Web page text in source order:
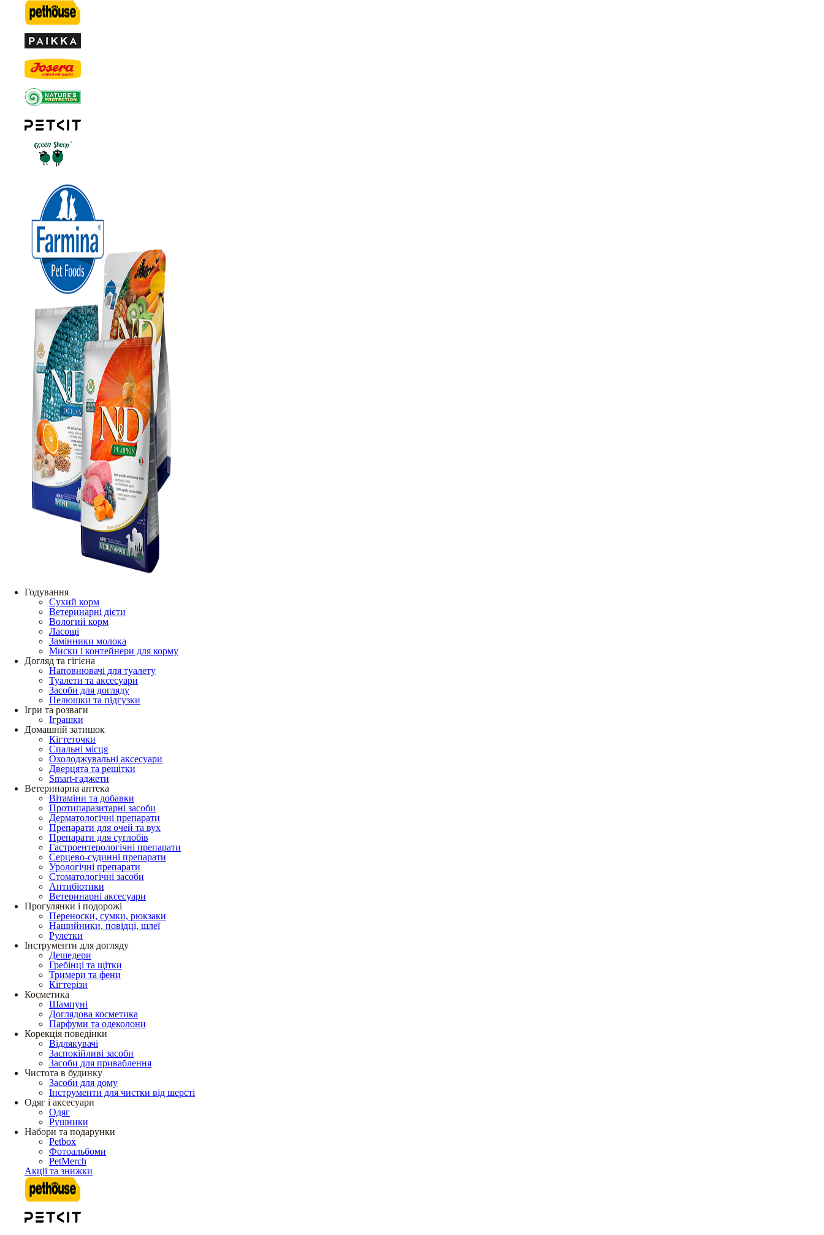
Годування
Сухий корм
Ветеринарні дієти
Вологий корм
Ласощі
Замінники молока
Миски і контейнери для корму
Догляд та гігієна
Наповнювачі для туалету
Туалети та аксесуари
Засоби для догляду
Пелюшки та підгузки
Ігри та розваги
Іграшки
Домашній затишок
Кігтеточки
Спальні місця
Охолоджувальні аксесуари
Дверцята та решітки
Smart-гаджети
Ветеринарна аптека
Вітаміни та добавки
Протипаразитарні засоби
Дерматологічні препарати
Препарати для очей та вух
Препарати для суглобів
Гастроентерологічні препарати
Серцево-судинні препарати
Урологічні препарати
Стоматологічні засоби
Антибіотики
Ветеринарні аксесуари
Прогулянки і подорожі
Переноски, сумки, рюкзаки
Нашийники, повідці, шлеї
Рулетки
Інструменти для догляду
Дешедери
Гребінці та щітки
Тримери та фени
Кігтерізи
Косметика
Шампуні
Доглядова косметика
Парфуми та одеколони
Корекція поведінки
Відлякувачі
Заспокійливі засоби
Засоби для приваблення
Чистота в будинку
Засоби для дому
Інструменти для чистки від шерсті
Одяг і аксесуари
Одяг
Рушники
Набори та подарунки
Petbox
Фотоальбоми
PetMerch
Акції та знижки